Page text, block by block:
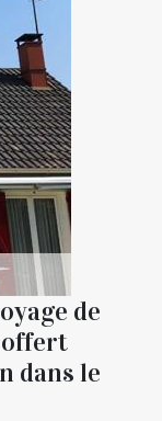
de
dans le